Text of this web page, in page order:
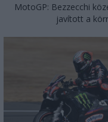
MotoGP: Bezzecchi
javított a